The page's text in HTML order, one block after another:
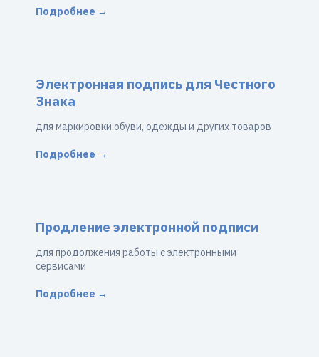
Подробнее →
Электронная подпись для Честного
Знака
для маркировки обуви, одежды и других товаров
Подробнее →
Продление электронной подписи
для продолжения работы с электронными
сервисами
Подробнее →